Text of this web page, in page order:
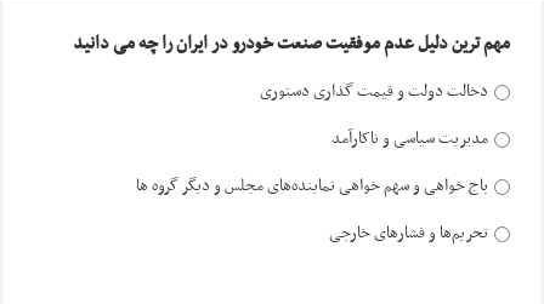
مهم ترین دلیل عدم موفقیت صنعت خودرو در ایران را چه می دانید
دخالت دولت و قیمت گذاری دستوری
مدیریت سیاسی و ناکارآمد
باج خواهی و سهم خواهی نماینده‌های مجلس و دیگر گروه ها
تحریم‌ها و فشارهای خارجی